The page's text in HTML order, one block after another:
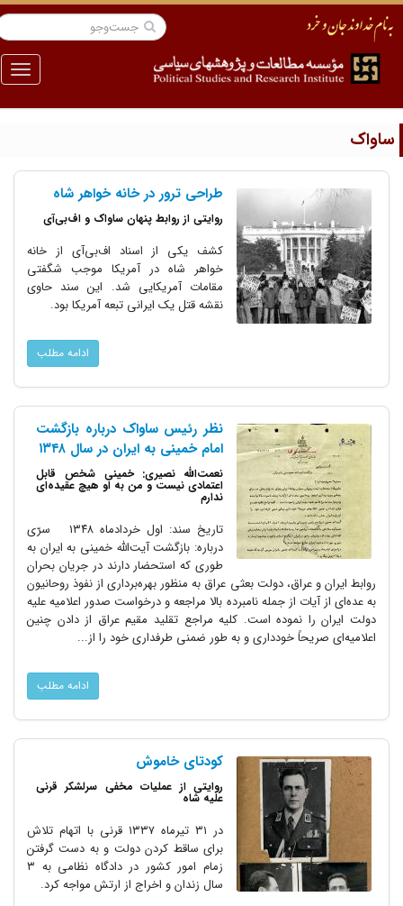
منو
طراحی ترور در خانه خواهر شاه
روایتی از روابط پنهان ساواک و اف‌بی‌آی
کشف یکی از اسناد اف‌بی‌آی از خانه
خواهر شاه در آمریکا موجب شگفتی
مقامات آمریکایی شد. این سند حاوی
نقشه قتل یک ایرانی تبعه آمریکا بود.
ادامه مطلب
نظر رئیس ساواک درباره بازگشت
امام خمینی به ایران در سال ۱۳۴۸
نعمت‌الله نصیری: خمینی شخص قابل
اعتمادی نیست و من به او هیچ‌ عقیده‌ای
ندارم
تاریخ سند: اول خردادماه ۱۳۴۸ سرّی
درباره: بازگشت‌ آیت‌الله خمینی به ایران به
طوری که استحضار دارند در جریان بحران
روابط ایران و عراق، دولت بعثی عراق به منظور بهره‌برداری از نفوذ روحانیون
به عده‌ای از آیات از جمله نامبرده بالا مراجعه و درخواست صدور اعلامیه علیه
دولت ایران را نموده است. کلیه مراجع تقلید مقیم عراق از دادن چنین
اعلامیه‌ای صریحاً خودداری و به طور ضمنی طرفداری خود را از...
ادامه مطلب
کودتای خاموش
روایتی از عملیات مخفی سرلشکر قرنی
علیه شاه
در ۳۱ تیرماه ۱۳۳۷ قرنی با اتهام تلاش
برای ساقط کردن دولت و به دست گرفتن
زمام امور کشور در دادگاه نظامی به ۳
سال زندان و اخراج از ارتش مواجه کرد.